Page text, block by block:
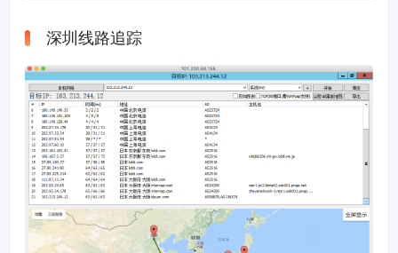
深圳线路追踪